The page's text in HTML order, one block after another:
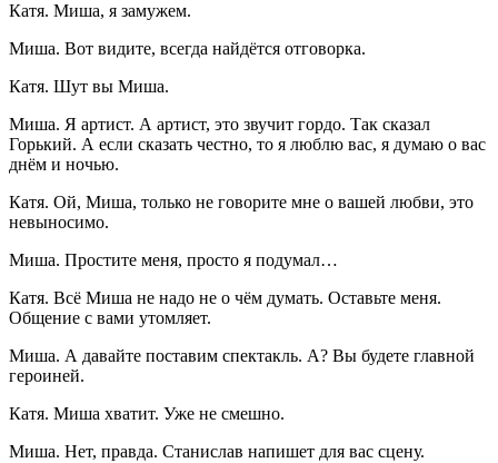
Катя. Миша, я замужем.
Миша. Вот видите, всегда найдётся отговорка.
Катя. Шут вы Миша.
Миша. Я артист. А артист, это звучит гордо. Так сказал
Горький. А если сказать честно, то я люблю вас, я думаю о вас
днём и ночью.
Катя. Ой, Миша, только не говорите мне о вашей любви, это
невыносимо.
Миша. Простите меня, просто я подумал…
Катя. Всё Миша не надо не о чём думать. Оставьте меня.
Общение с вами утомляет.
Миша. А давайте поставим спектакль. А? Вы будете главной
героиней.
Катя. Миша хватит. Уже не смешно.
Миша. Нет, правда. Станислав напишет для вас сцену.